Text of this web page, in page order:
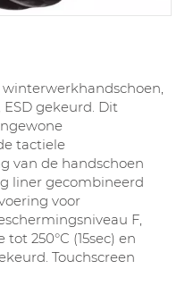
gekeurd. Dit
tactiele
van de handschoen
liner gecombineerd
voor
F,
250°C (15sec) en
Touchscreen